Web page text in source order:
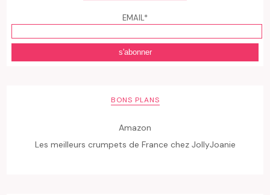
EMAIL*
BONS PLANS
Amazon
Les meilleurs crumpets de France chez JollyJoanie